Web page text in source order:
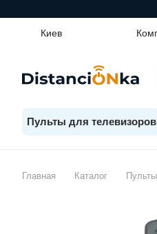
Киев
Пульты для телевизоров
Главная Каталог